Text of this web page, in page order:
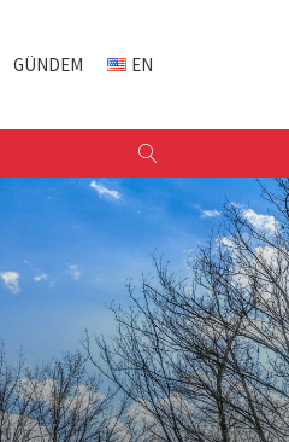
GÜNDEM EN